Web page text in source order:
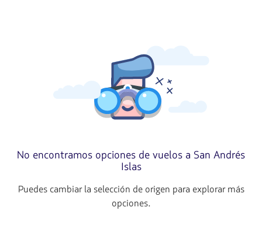
No encontramos opciones de vuelos a San Andrés
Islas
Puedes cambiar la selección de origen para explorar más
opciones.